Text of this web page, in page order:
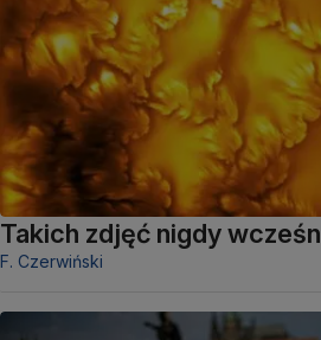
Takich zdjęć nigdy
F. Czerwiński